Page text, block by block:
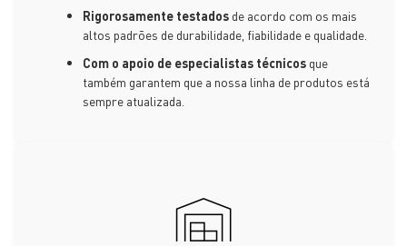
Rigorosamente testados de acordo com os mais
altos padrões de durabilidade, fiabilidade e qualidade.
Com o apoio de especialistas técnicos que
também garantem que a nossa linha de produtos está
sempre atualizada.